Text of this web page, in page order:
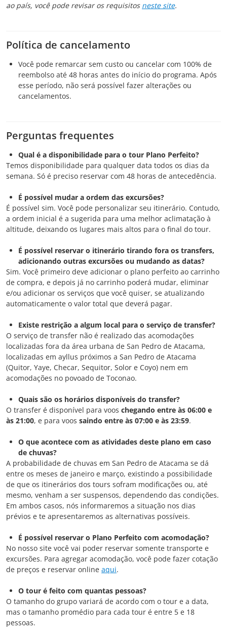
ao país, você pode revisar os requisitos neste site.
Política de cancelamento
Você pode remarcar sem custo ou cancelar com 100% de
reembolso até 48 horas antes do início do programa. Após
esse período, não será possível fazer alterações ou
cancelamentos.
Perguntas frequentes
Qual é a disponibilidade para o tour Plano Perfeito?
Temos disponibilidade para qualquer data todos os dias da
semana. Só é preciso reservar com 48 horas de antecedência.
É possível mudar a ordem das excursões?
É possível sim. Você pode personalizar seu itinerário. Contudo,
a ordem inicial é a sugerida para uma melhor aclimatação à
altitude, deixando os lugares mais altos para o final do tour.
É possível reservar o itinerário tirando fora os transfers,
adicionando outras excursões ou mudando as datas?
Sim. Você primeiro deve adicionar o plano perfeito ao carrinho
de compra, e depois já no carrinho poderá mudar, eliminar
e/ou adicionar os serviços que você quiser, se atualizando
automaticamente o valor total que deverá pagar.
Existe restrição a algum local para o serviço de transfer?
O serviço de transfer não é realizado das acomodações
localizadas fora da área urbana de San Pedro de Atacama,
localizadas em ayllus próximos a San Pedro de Atacama
(Quitor, Yaye, Checar, Sequitor, Solor e Coyo) nem em
acomodações no povoado de Toconao.
Quais são os horários disponíveis do transfer?
O transfer é disponível para voos chegando entre às 06:00 e
às 21:00, e para voos saindo entre às 07:00 e às 23:59.
O que acontece com as atividades deste plano em caso
de chuvas?
A probabilidade de chuvas em San Pedro de Atacama se dá
entre os meses de janeiro e março, existindo a possibilidade
de que os itinerários dos tours sofram modificações ou, até
mesmo, venham a ser suspensos, dependendo das condições.
Em ambos casos, nós informaremos a situação nos dias
prévios e te apresentaremos as alternativas possíveis.
É possível reservar o Plano Perfeito com acomodação?
No nosso site você vai poder reservar somente transporte e
excursões. Para agregar acomodação, você pode fazer cotação
de preços e reservar online aqui.
O tour é feito com quantas pessoas?
O tamanho do grupo variará de acordo com o tour e a data,
mas o tamanho promédio para cada tour é entre 5 e 18
pessoas.